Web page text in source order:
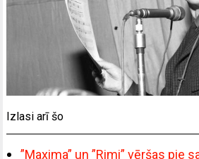
Izlasi arī šo
”Maxima” un ”Rimi” vēršas pie